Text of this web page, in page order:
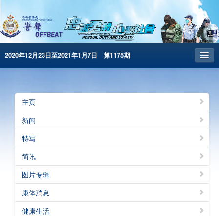
2020年12月23日至2021年1月7日 第1175期
昔日警声
警务处主页
繁體版
English
电子书版
警声特刊
主页
新闻
特写
简讯
图片专辑
康体消息
健康生活